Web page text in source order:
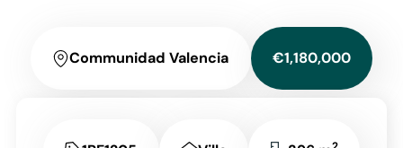
Communidad Valencia €1,180,000